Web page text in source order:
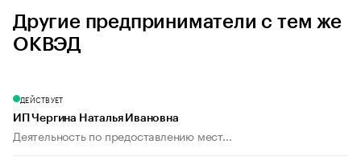
Другие предприниматели с тем же
ОКВЭД
ДЕЙСТВУЕТ
ИП Чергина Наталья Ивановна
Деятельность по предоставлению мест...